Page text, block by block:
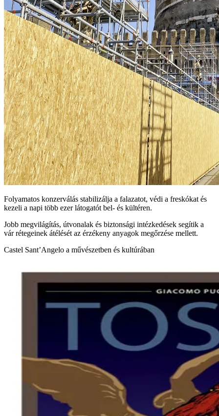
Folyamatos konzerválás stabilizálja a falazatot, védi a freskókat és
kezeli a napi több ezer látogatót bel- és kültéren.
Jobb megvilágítás, útvonalak és biztonsági intézkedések segítik a
vár rétegeinek átélését az érzékeny anyagok megőrzése mellett.
Castel Sant’Angelo a művészetben és kultúrában